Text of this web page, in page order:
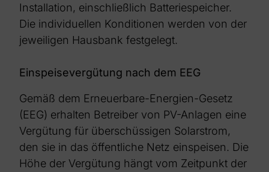
Installation, einschließlich Batteriespeicher.
Die individuellen Konditionen werden von der
jeweiligen Hausbank festgelegt.
Einspeisevergütung nach dem EEG
Gemäß dem Erneuerbare-Energien-Gesetz
(EEG) erhalten Betreiber von PV-Anlagen eine
Vergütung für überschüssigen Solarstrom,
den sie in das öffentliche Netz einspeisen. Die
Höhe der Vergütung hängt vom Zeitpunkt der